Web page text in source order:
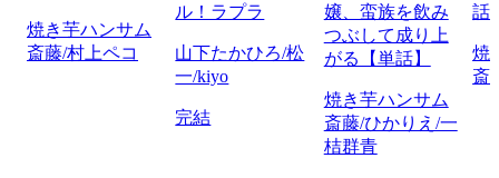
焼き芋ハンサム
斎藤/村上ペコ
ル！ラプラ
山下たかひろ/松
一/kiyo
完結
嬢、蛮族を飲み
つぶして成り上
がる【単話】
焼き芋ハンサム
斎藤/ひかりえ/一
桔群青
話
焼
斎